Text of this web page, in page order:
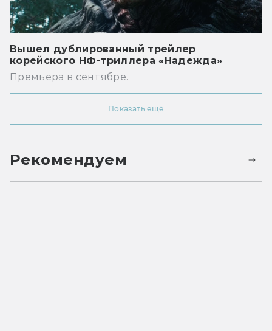
Вышел дублированный трейлер
корейского НФ-триллера «Надежда»
Премьера в сентябре.
Показать ещё
Рекомендуем